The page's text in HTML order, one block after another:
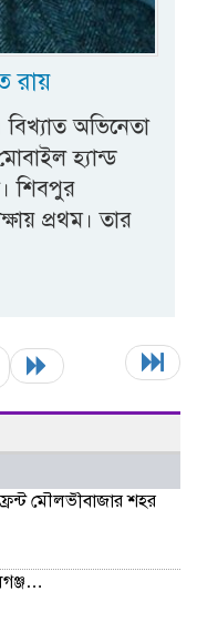
রায়
বিখ্যাত অভিনেতা
হ্যান্ড
শিবপুর
প্রথম। তার
মৌলভীবাজার শহর